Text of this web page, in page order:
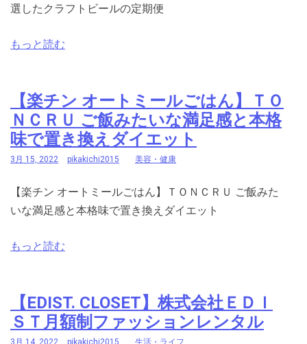
選したクラフトビールの定期便
もっと読む
【楽チン オートミールごはん】ＴＯ
ＮＣＲＵ ご飯みたいな満足感と本格
味で置き換えダイエット
3月 15, 2022 pikakichi2015 美容・健康
【楽チン オートミールごはん】ＴＯＮＣＲＵ ご飯みた
いな満足感と本格味で置き換えダイエット
もっと読む
【EDIST. CLOSET】株式会社ＥＤＩ
ＳＴ月額制ファッションレンタル
3月 14, 2022 pikakichi2015 生活・ライフ